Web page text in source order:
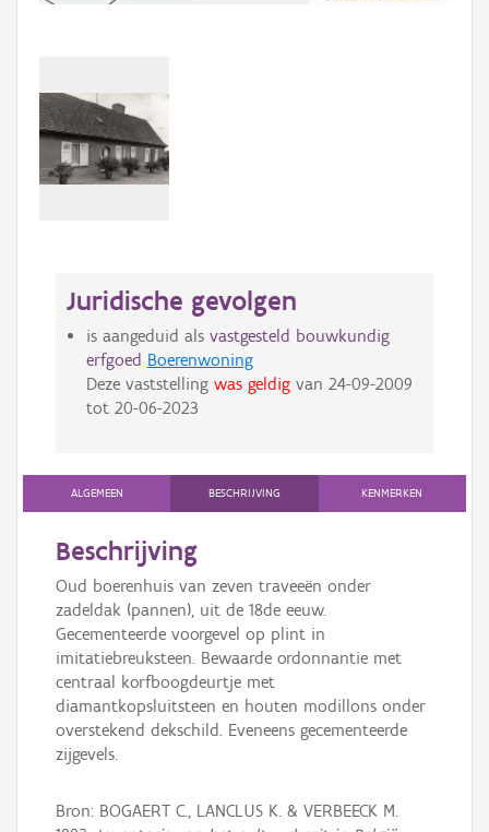
Juridische gevolgen
is aangeduid als vastgesteld bouwkundig
erfgoed Boerenwoning
Deze vaststelling was geldigvan 24-09-2009
tot 20-06-2023
ALGEMEEN BESCHRIJVING KENMERKEN
Beschrijving
Oud boerenhuis van zeven traveeën onder
zadeldak (pannen), uit de 18de eeuw.
Gecementeerde voorgevel op plint in
imitatiebreuksteen. Bewaarde ordonnantie met
centraal korfboogdeurtje met
diamantkopsluitsteen en houten modillons onder
overstekend dekschild. Eveneens gecementeerde
zijgevels.
Bron: BOGAERT C., LANCLUS K. & VERBEECK M.